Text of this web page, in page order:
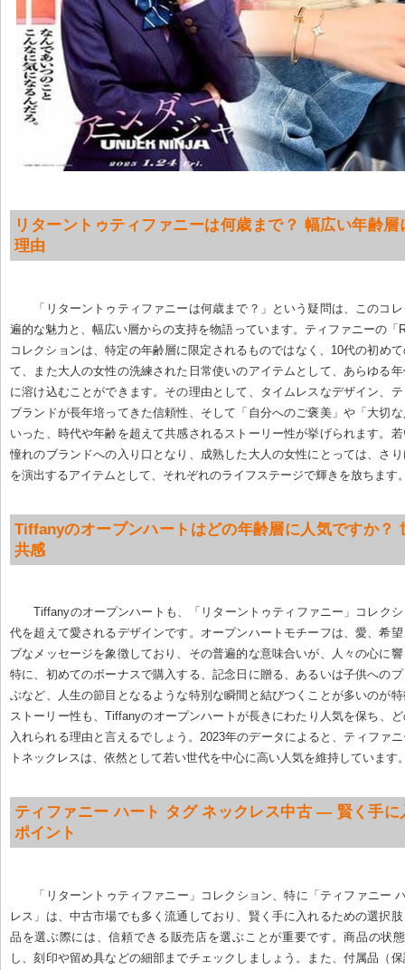
リターントゥティファニーは何歳まで？ 幅広い年齢層
理由
「リターントゥティファニーは何歳まで？」という疑問は、このコ
遍的な魅力と、幅広い層からの支持を物語っています。ティファニーの「
コレクションは、特定の年齢層に限定されるものではなく、10代の初め
て、また大人の女性の洗練された日常使いのアイテムとして、あらゆる
に溶け込むことができます。その理由として、タイムレスなデザイン、
ブランドが長年培ってきた信頼性、そして「自分へのご褒美」や「大切
いった、時代や年齢を超えて共感されるストーリー性が挙げられます。
憧れのブランドへの入り口となり、成熟した大人の女性にとっては、さ
を演出するアイテムとして、それぞれのライフステージで輝きを放ちます
Tiffanyのオープンハートはどの年齢層に人気ですか？
共感
Tiffanyのオープンハートも、「リターントゥティファニー」コレク
代を超えて愛されるデザインです。オープンハートモチーフは、愛、希
ブなメッセージを象徴しており、その普遍的な意味合いが、人々の心に
特に、初めてのボーナスで購入する、記念日に贈る、あるいは子供への
ぶなど、人生の節目となるような特別な瞬間と結びつくことが多いのが
ストーリー性も、Tiffanyのオープンハートが長きにわたり人気を保ち、
入れられる理由と言えるでしょう。2023年のデータによると、ティファ
トネックレスは、依然として若い世代を中心に高い人気を維持しています
ティファニー ハート タグ ネックレス中古 — 賢く手に
ポイント
「リターントゥティファニー」コレクション、特に「ティファニー
レス」は、中古市場でも多く流通しており、賢く手に入れるための選択
品を選ぶ際には、信頼できる販売店を選ぶことが重要です。商品の状
し、刻印や留め具などの細部までチェックしましょう。また、付属品（